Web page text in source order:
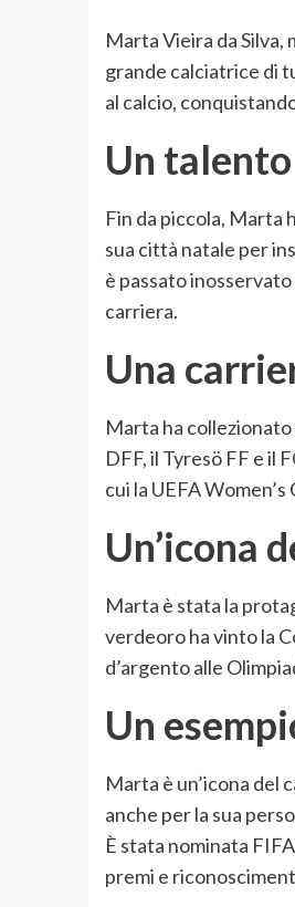
Marta Vieira da
grande calciatrice di
al calcio,
Un
Fin da piccola, Marta
sua città natale per
è passato
carriera.
Una
Marta ha
DFF, il Tyresö FF e il
cui la UEFA
Un’icona
Marta è stata la
verdeoro ha vinto la
d’argento alle
Un
Marta è un’icona del
anche per la sua
È stata nominata
premi e